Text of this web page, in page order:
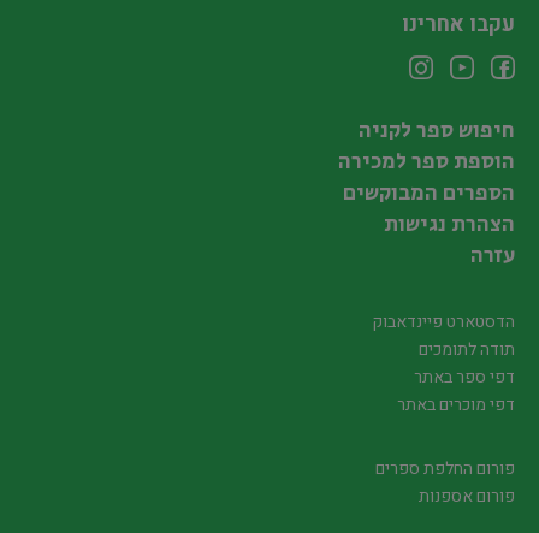
עקבו אחרינו
חיפוש ספר לקניה
הוספת ספר למכירה
הספרים המבוקשים
הצהרת נגישות
עזרה
הדסטארט פיינדאבוק
תודה לתומכים
דפי ספר באתר
דפי מוכרים באתר
פורום החלפת ספרים
פורום אספנות